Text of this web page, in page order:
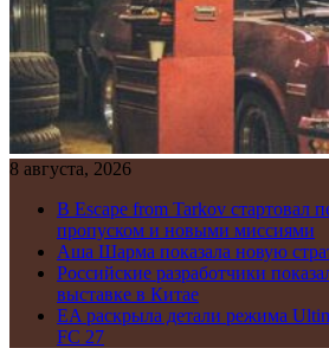
8 августа, 2026
В Escape from Tarkov стартовал
пропуском и новыми миссиями
Аша Шарма показала новую
Российские разработчики
выставке в Китае
EA раскрыла детали режима
FC 27